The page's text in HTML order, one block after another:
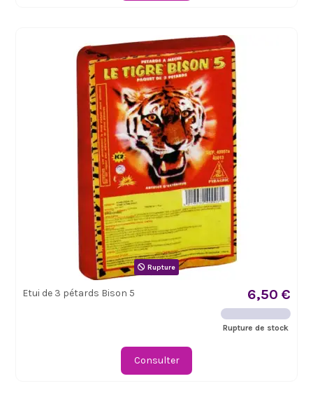
Rupture
Etui de 3 pétards Bison 5 6,50 €
Rupture de stock
Consulter